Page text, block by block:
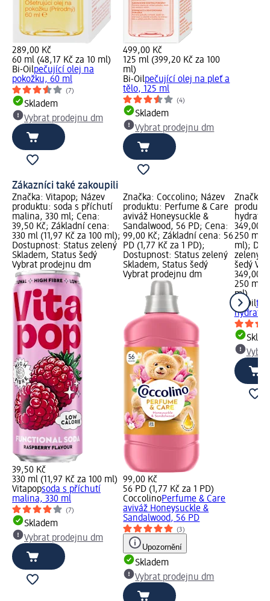
289,00 Kč
60 ml (48,17 Kč za 10 ml)
Bi-Oilpečující olej na
pokožku, 60 ml
(7)
Skladem
Vybrat prodejnu dm
499,00 Kč
125 ml (399,20 Kč za 100
ml)
Bi-Oilpečující olej na pleť a
tělo, 125 ml
(4)
Skladem
Vybrat prodejnu dm
Zákazníci také zakoupili
Značka: Vitapop; Název
produktu: soda s příchutí
malina, 330 ml; Cena:
39,50 Kč; Základní cena:
330 ml (11,97 Kč za 100 ml);
Dostupnost: Status zelený
Skladem, Status šedý
Vybrat prodejnu dm
39,50 Kč
330 ml (11,97 Kč za 100 ml)
Vitapopsoda s příchutí
malina, 330 ml
(7)
Skladem
Vybrat prodejnu dm
Značka: Coccolino; Název
produktu: Perfume & Care
aviváž Honeysuckle &
Sandalwood, 56 PD; Cena:
99,00 Kč; Základní cena: 56
PD (1,77 Kč za 1 PD);
Dostupnost: Status zelený
Skladem, Status šedý
Vybrat prodejnu dm
99,00 Kč
56 PD (1,77 Kč za 1 PD)
CoccolinoPerfume & Care
aviváž Honeysuckle &
Sandalwood, 56 PD
(3)
Upozornění
Skladem
Vybrat prodejnu dm
Značka:
349,00
250 ml
ml);
zelený
šedý
349,00
250 ml
ml)
Bi-Oil